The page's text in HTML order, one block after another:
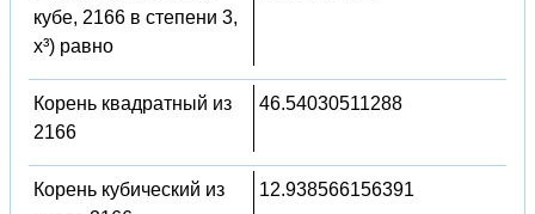
кубе, 2166 в степени 3,
x³) равно
Корень квадратный из
2166
46.54030511288
Корень кубический из
12.938566156391